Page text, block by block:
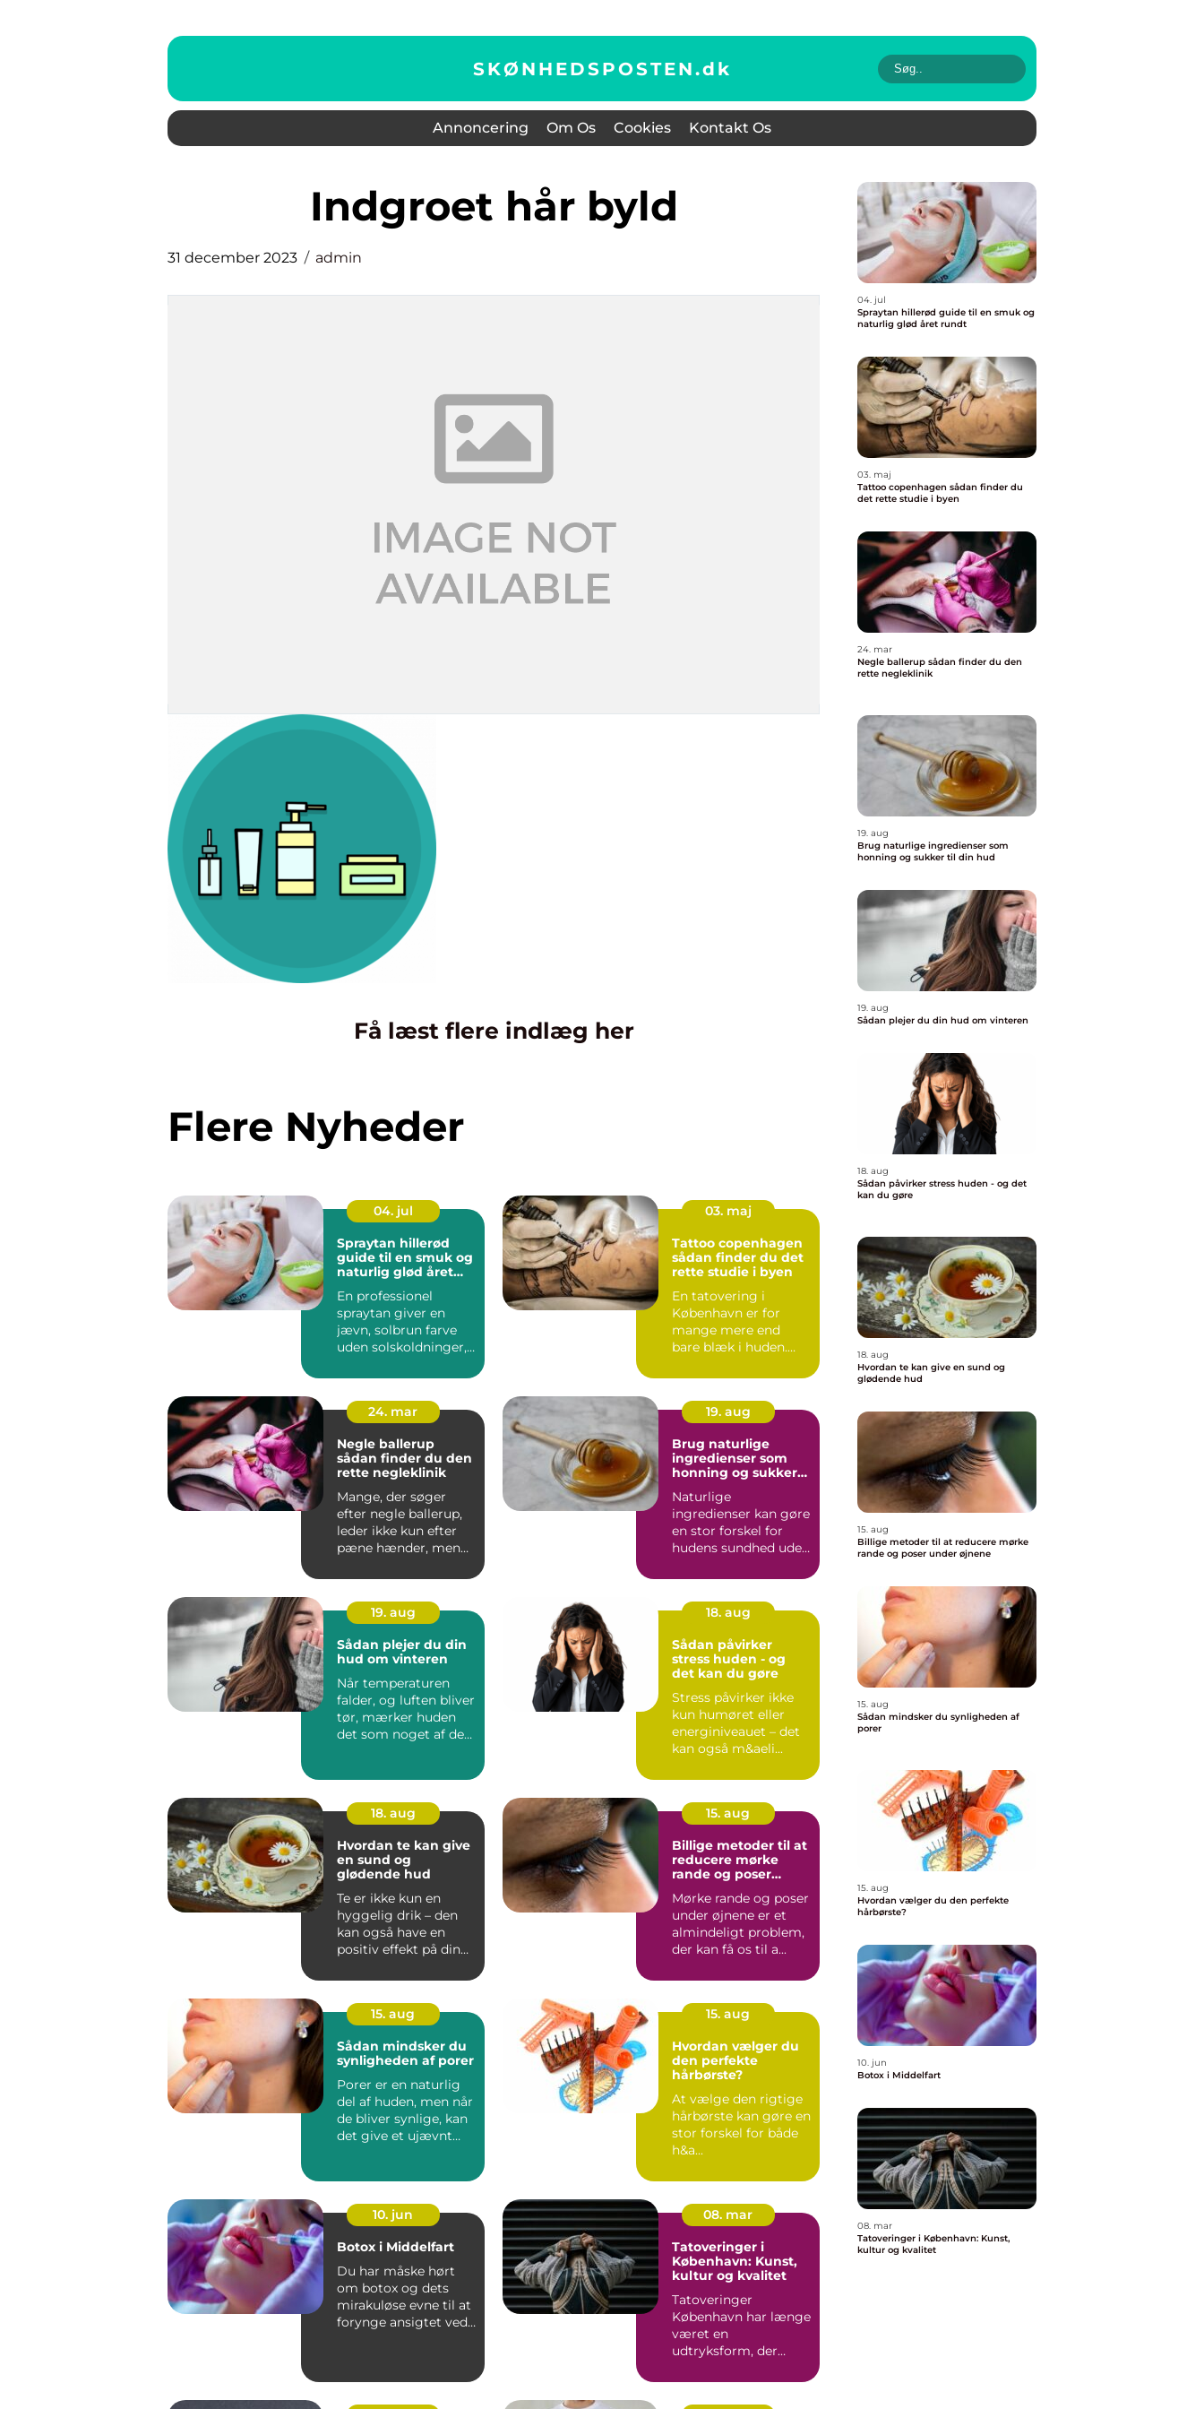
SKØNHEDSPOSTEN.dk
Annoncering Om Os Cookies Kontakt Os
indgroet hår byld
31 december 2023 admin
Få læst flere indlæg her
Flere Nyheder
04. jul
Spraytan hillerød
guide til en smuk og
naturlig glød året
En professionel
spraytan giver en
jævn, solbrun farve
uden solskoldninger,
i...
03. maj
Tattoo copenhagen
sådan finder du det
rette studie i byen
En tatovering i
København er for
mange mere end
bare blæk i huden.
en markering...
24. mar
Negle ballerup
sådan finder du den
rette negleklinik
Mange, der søger
efter negle ballerup,
leder ikke kun efter
pæne hænder, men
so...
19. aug
Brug naturlige
ingredienser som
honning og sukker
Naturlige
ingredienser kan gøre
en stor forskel for
hudens sundhed uden
...
19. aug
Sådan plejer du din
hud om vinteren
Når temperaturen
falder, og luften bliver
tør, mærker huden
det som noget af det
18. aug
Sådan påvirker
stress huden - og
det kan du gøre
Stress påvirker ikke
kun humøret eller
energiniveauet – det
kan også m&aeli...
18. aug
Hvordan te kan give
en sund og
glødende hud
Te er ikke kun en
hyggelig drik – den
kan også have en
positiv effekt på din
15. aug
Billige metoder til at
reducere mørke
rande og poser
Mørke rande og poser
under øjnene er et
almindeligt problem,
der kan få os til a...
15. aug
Sådan mindsker du
synligheden af porer
Porer er en naturlig
del af huden, men når
de bliver synlige, kan
det give et ujævnt
15. aug
Hvordan vælger du
den perfekte
hårbørste?
At vælge den rigtige
hårbørste kan gøre en
stor forskel for både
h&a...
10. jun
Botox i Middelfart
Du har måske hørt
om botox og dets
mirakuløse evne til at
forynge ansigtet ved
08. mar
Tatoveringer i
København: Kunst,
kultur og kvalitet
Tatoveringer
København har længe
været en
udtryksform, der
04. jul
Spraytan hillerød guide til en smuk og
naturlig glød året rundt
03. maj
Tattoo copenhagen sådan finder du
det rette studie i byen
24. mar
Negle ballerup sådan finder du den
rette negleklinik
19. aug
Brug naturlige ingredienser som
honning og sukker til din hud
19. aug
Sådan plejer du din hud om vinteren
18. aug
Sådan påvirker stress huden - og det
kan du gøre
18. aug
Hvordan te kan give en sund og
glødende hud
15. aug
Billige metoder til at reducere mørke
rande og poser under øjnene
15. aug
Sådan mindsker du synligheden af
porer
15. aug
Hvordan vælger du den perfekte
hårbørste?
10. jun
Botox i Middelfart
08. mar
Tatoveringer i København: Kunst,
kultur og kvalitet